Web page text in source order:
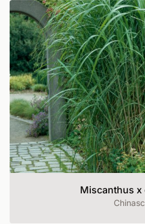
Miscanthus x